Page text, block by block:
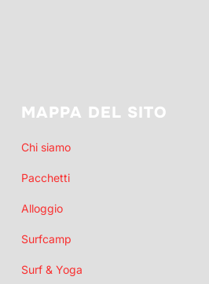
MAPPA DEL SITO
Chi siamo
Pacchetti
Alloggio
Surfcamp
Surf & Yoga